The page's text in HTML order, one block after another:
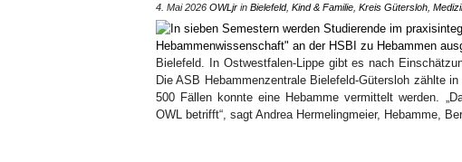
4. Mai 2026 OWLjr in Bielefeld, Kind & Familie Kreis Gütersloh
Bielefeld. In Ostwestfalen-Lippe gibt es nach
Die ASB Hebammenzentrale Bielefeld-Gütersloh zählte
500 Fällen konnte eine Hebamme vermittelt werden.
OWL betrifft“, sagt Andrea Hermelingmeier, Hebamme,